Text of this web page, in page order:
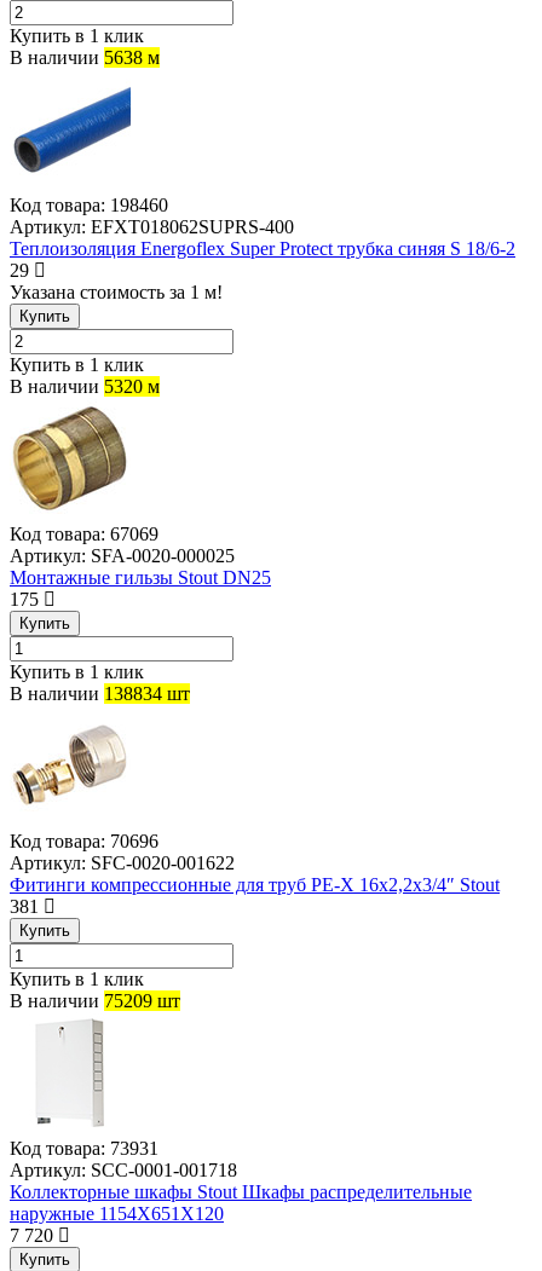
Купить в 1 клик
В наличии 5638 м
Код товара: 198460
Артикул: EFXT018062SUPRS-400
Теплоизоляция Energoflex Super Protect трубка синяя S 18/6-2
29
Указана стоимость за 1 м!
Купить
Купить в 1 клик
В наличии 5320 м
Код товара: 67069
Артикул: SFA-0020-000025
Монтажные гильзы Stout DN25
175
Купить
Купить в 1 клик
В наличии 138834 шт
Код товара: 70696
Артикул: SFC-0020-001622
Фитинги компрессионные для труб PE-X 16х2,2х3/4″ Stout
381
Купить
Купить в 1 клик
В наличии 75209 шт
Код товара: 73931
Артикул: SCC-0001-001718
Коллекторные шкафы Stout Шкафы распределительные
наружные 1154X651X120
7 720
Купить